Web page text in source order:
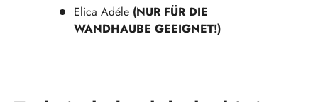
Elica Adéle (NUR FÜR DIE
WANDHAUBE GEEIGNET!)